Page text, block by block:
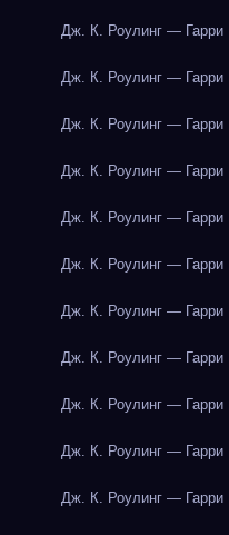
Дж. К. Роулинг — Гарри
Дж. К. Роулинг — Гарри
Дж. К. Роулинг — Гарри
Дж. К. Роулинг — Гарри
Дж. К. Роулинг — Гарри
Дж. К. Роулинг — Гарри
Дж. К. Роулинг — Гарри
Дж. К. Роулинг — Гарри
Дж. К. Роулинг — Гарри
Дж. К. Роулинг — Гарри
Дж. К. Роулинг — Гарри